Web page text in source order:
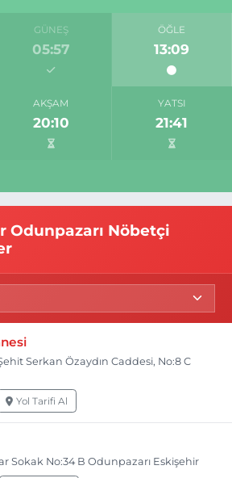
GÜNEŞ
05:57
ÖĞLE
13:09
AKŞAM
20:10
YATSI
21:41
Odunpazarı Nöbetçi
Serkan Özaydın Caddesi, No:8 C
Yol Tarifi Al
Sokak No:34 B Odunpazarı Eskişehir